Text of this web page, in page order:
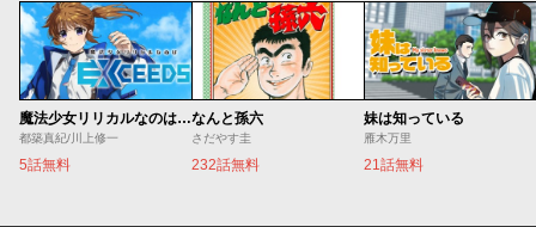
魔法少女リリカルなのは EXCEEDS
都築真紀/川上修一
5話無料
なんと孫六
さだやす圭
232話無料
妹は知っている
雁木万里
21話無料